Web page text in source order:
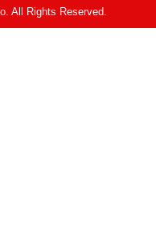
All Rights Reserved.